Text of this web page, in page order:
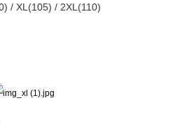
/ XL(105) / 2XL(110)